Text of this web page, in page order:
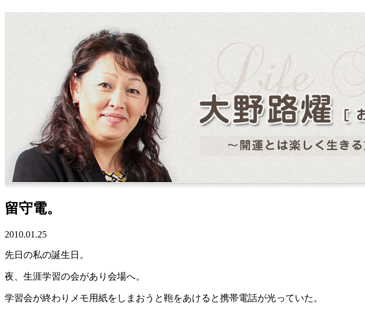
留守電。
2010.01.25
先日の私の誕生日。
夜、生涯学習の会があり会場へ。
学習会が終わりメモ用紙をしまおうと鞄をあけると携帯電話が光っていた。